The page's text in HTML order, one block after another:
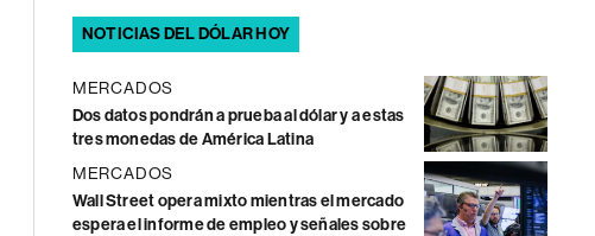
NOTICIAS DEL DÓLAR HOY
MERCADOS
Dos datos pondrán a prueba al dólar y a estas
tres monedas de América Latina
MERCADOS
Wall Street opera mixto mientras el mercado
espera el informe de empleo y señales sobre